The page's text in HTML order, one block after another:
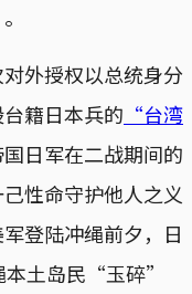
外授权以总统身分
籍日本兵的 “台湾
日军在二战期间的
性命守护他人之义
登陆冲绳前夕，日
本土岛民“玉碎”